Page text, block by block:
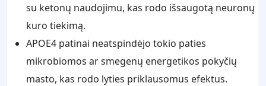
su ketonų naudojimu, kas rodo išsaugotą neuronų
kuro tiekimą.
APOE4 patinai neatspindėjo tokio paties
mikrobiomos ar smegenų energetikos pokyčių
masto, kas rodo lyties priklausomus efektus.